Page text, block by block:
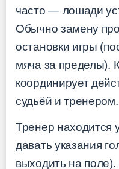
часто — лошади
Обычно замену
остановки игры
мяча за пределы).
координирует
судьёй и тренером.
Тренер находится
давать указания
выходить на поле).